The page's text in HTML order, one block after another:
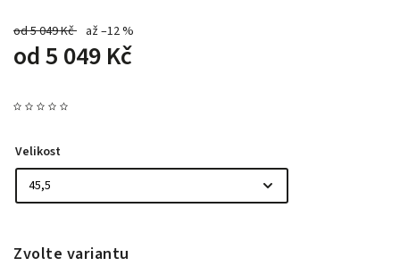
od 5 049 Kč až –12 %
od5 049 Kč
Velikost
Zvolte variantu